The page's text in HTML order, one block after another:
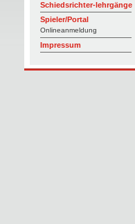
Schiedsrichter-lehrgänge
Spieler/Portal
Onlineanmeldung
Impressum